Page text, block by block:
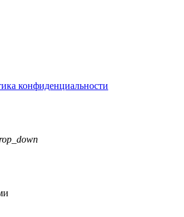
конфиденциальности